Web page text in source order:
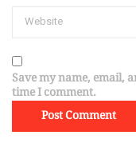
Save my name, email,
time I comment.